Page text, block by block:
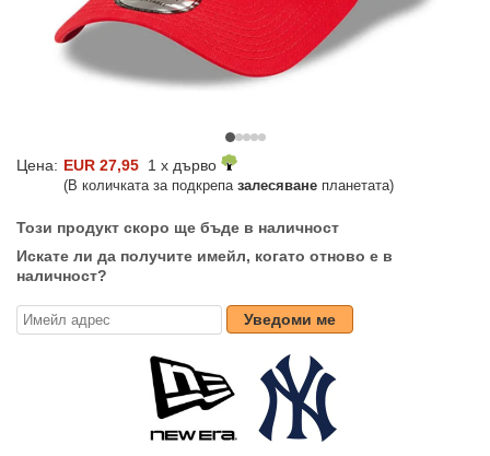
Цена: EUR 27,95 1 x дърво
(В количката за подкрепа залесяване планетата)
Този продукт скоро ще бъде в наличност
Искате ли да получите имейл, когато отново е в
наличност?
Уведоми ме